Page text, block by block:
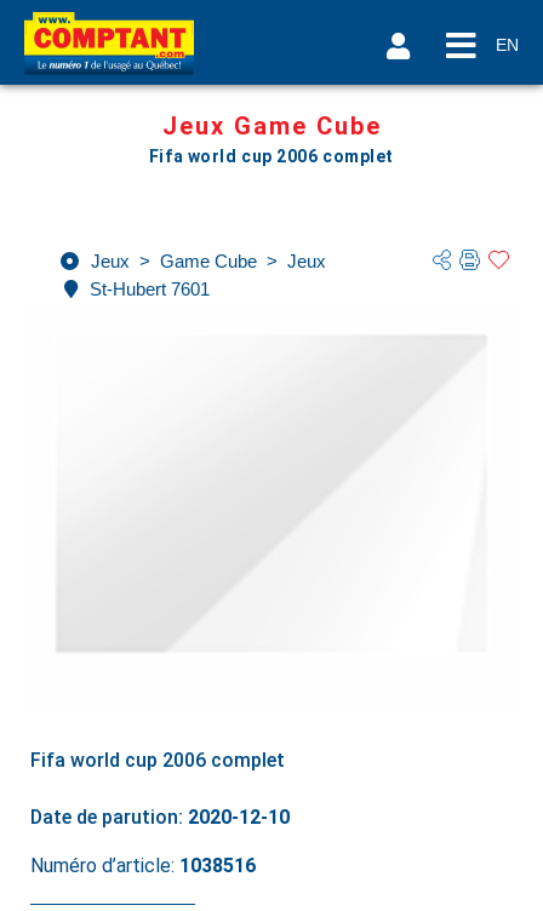
EN
Jeux Game Cube
Fifa world cup 2006 complet
Jeux > Game Cube > Jeux
St-Hubert 7601
Fifa world cup 2006 complet
Date de parution: 2020-12-10
Numéro d’article: 1038516